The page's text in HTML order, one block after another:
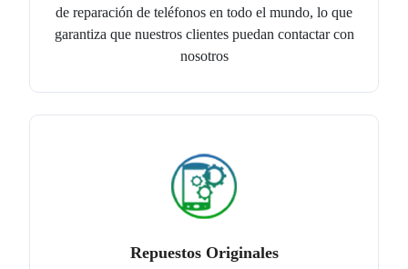
de reparación de teléfonos en todo el mundo, lo que
garantiza que nuestros clientes puedan contactar con
nosotros
Repuestos Originales